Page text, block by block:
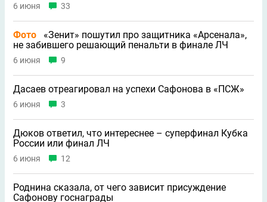
6 июня 33
Фото
«Зенит» пошутил про защитника «Арсенала»,
не забившего решающий пенальти в финале ЛЧ
6 июня 9
Дасаев отреагировал на успехи Сафонова в «ПСЖ»
6 июня 3
Дюков ответил, что интереснее – суперфинал Кубка
России или финал ЛЧ
6 июня 12
Роднина сказала, от чего зависит присуждение
Сафонову госнаграды